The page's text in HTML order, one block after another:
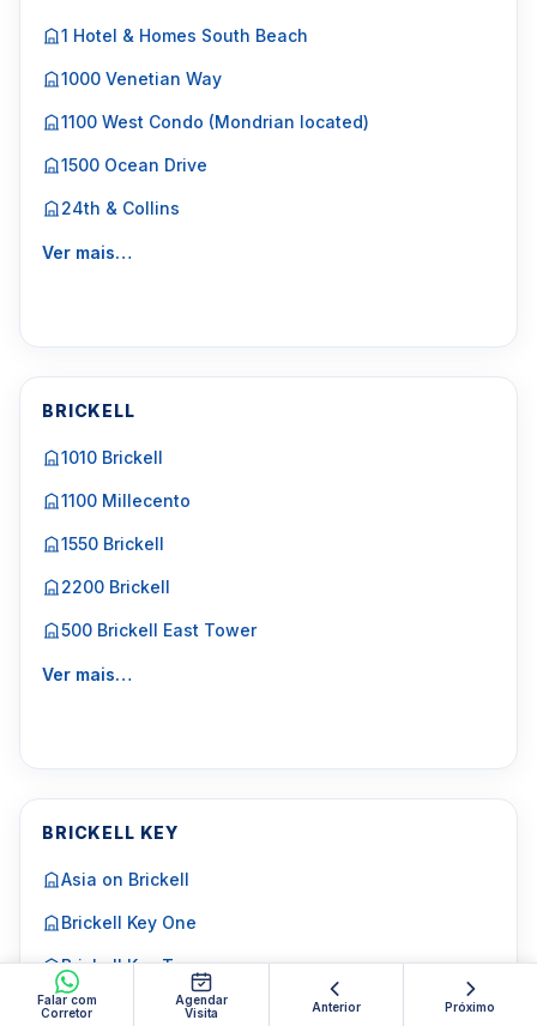
Falar com
Corretor
Agendar
Visita
Anterior Próximo
1 Hotel & Homes South Beach
1000 Venetian Way
1100 West Condo (Mondrian located)
1500 Ocean Drive
24th & Collins
Ver mais…
BRICKELL
1010 Brickell
1100 Millecento
1550 Brickell
2200 Brickell
500 Brickell East Tower
Ver mais…
BRICKELL KEY
Asia on Brickell
Brickell Key One
Brickell Key Two